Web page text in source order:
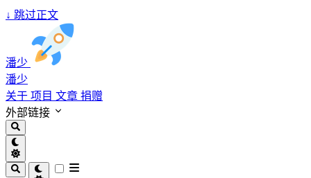
↓ 跳过正文
潘少
潘少
关于 项目 文章 捐赠
外部链接